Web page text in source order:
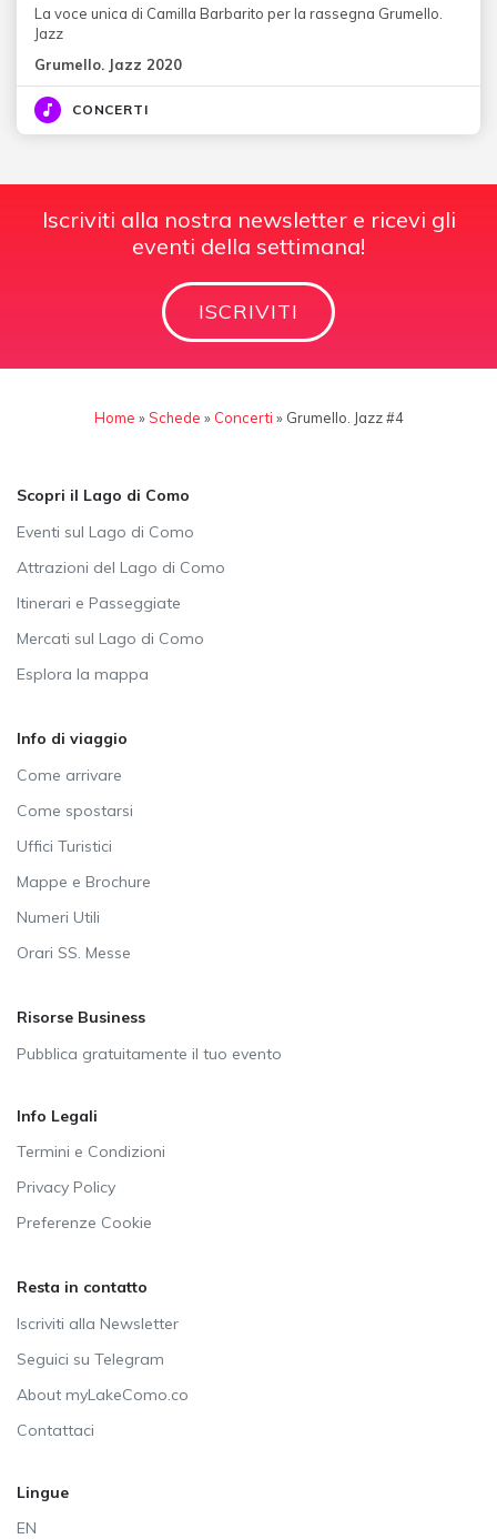
La voce unica di Camilla Barbarito per la rassegna Grumello.
Jazz
Grumello. Jazz 2020
CONCERTI
Iscriviti alla nostra newsletter e ricevi gli
eventi della settimana!
ISCRIVITI
Home »Schede » Concerti » Grumello. Jazz #4
Scopri il Lago di Como
Eventi sul Lago di Como
Attrazioni del Lago di Como
Itinerari e Passeggiate
Mercati sul Lago di Como
Esplora la mappa
Info di viaggio
Come arrivare
Come spostarsi
Uffici Turistici
Mappe e Brochure
Numeri Utili
Orari SS. Messe
Risorse Business
Pubblica gratuitamente il tuo evento
Info Legali
Termini e Condizioni
Privacy Policy
Preferenze Cookie
Resta in contatto
Iscriviti alla Newsletter
Seguici su Telegram
About myLakeComo.co
Contattaci
Lingue
EN